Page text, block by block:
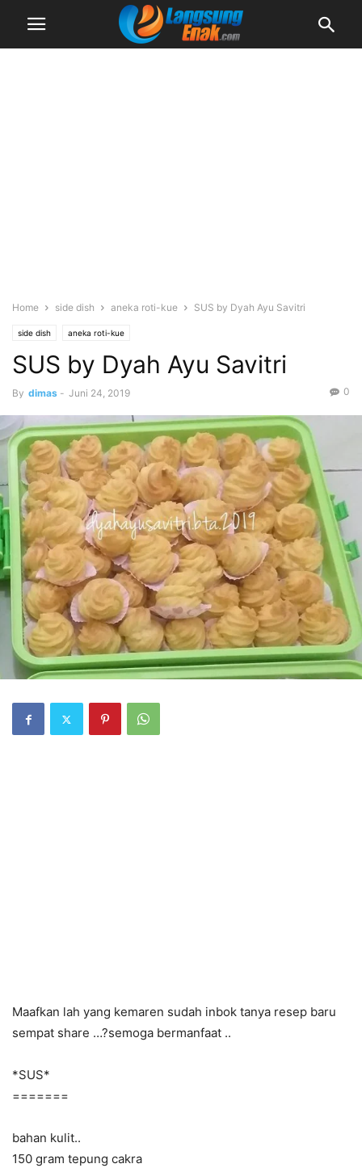
Home side dish aneka roti-kue SUS by Dyah Ayu Savitri
side dish aneka roti-kue
SUS by Dyah Ayu Savitri
By dimas - Juni 24, 2019 0
Maafkan lah yang kemaren sudah inbok tanya resep baru
sempat share …?semoga bermanfaat ..
*SUS*
=======
bahan kulit..
150 gram tepung cakra